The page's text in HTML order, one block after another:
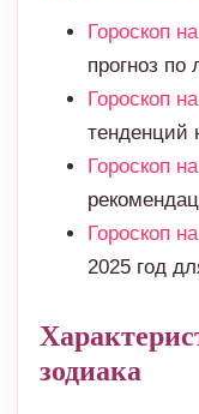
Гороскоп
прогноз
Гороскоп
тенденций
Гороскоп
Гороскоп
2025 год
зодиака